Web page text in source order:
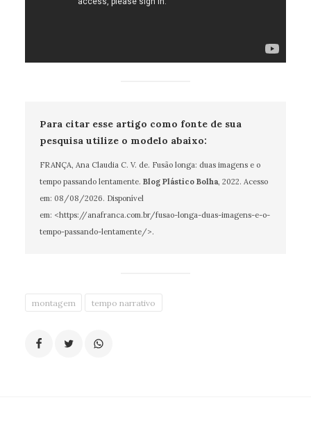
Para citar esse artigo como fonte de sua
pesquisa utilize o modelo abaixo:
FRANÇA, Ana Claudia C. V. de. Fusão longa: duas imagens e o
tempo passando lentamente. Blog Plástico Bolha, 2022. Acesso
em: 08/08/2026. Disponível
em: <https://anafranca.com.br/fusao-longa-duas-imagens-e-o-
tempo-passando-lentamente/>.
montagem tempo narrativo